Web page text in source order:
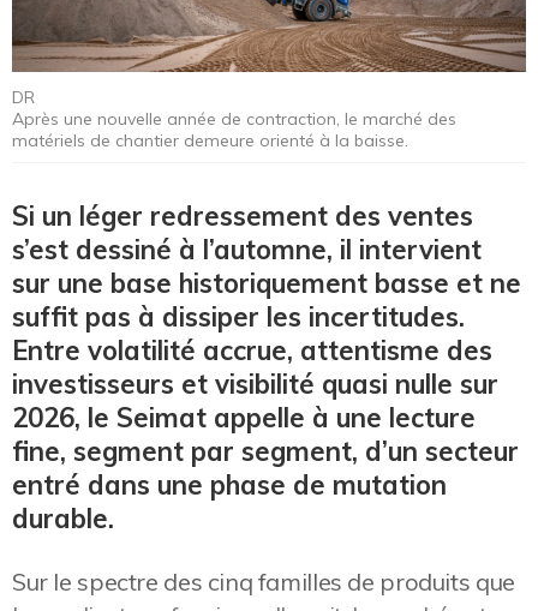
DR
Après une nouvelle année de contraction, le marché des
matériels de chantier demeure orienté à la baisse.
Si un léger redressement des ventes
s’est dessiné à l’automne, il intervient
sur une base historiquement basse et ne
suffit pas à dissiper les incertitudes.
Entre volatilité accrue, attentisme des
investisseurs et visibilité quasi nulle sur
2026, le Seimat appelle à une lecture
fine, segment par segment, d’un secteur
entré dans une phase de mutation
durable.
Sur le spectre des cinq familles de produits que